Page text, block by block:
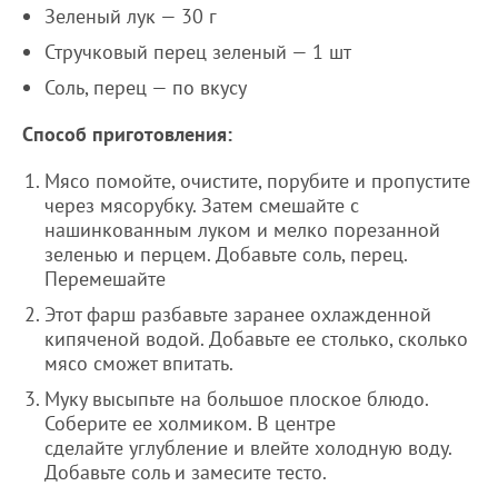
Зеленый лук — 30 г
Стручковый перец зеленый — 1 шт
Соль, перец — по вкусу
Способ приготовления:
Мясо помойте, очистите, порубите и пропустите
через мясорубку. Затем смешайте с
нашинкованным луком и мелко порезанной
зеленью и перцем. Добавьте соль, перец.
Перемешайте
Этот фарш разбавьте заранее охлажденной
кипяченой водой. Добавьте ее столько, сколько
мясо сможет впитать.
Муку высыпьте на большое плоское блюдо.
Соберите ее холмиком. В центре
сделайте углубление и влейте холодную воду.
Добавьте соль и замесите тесто.